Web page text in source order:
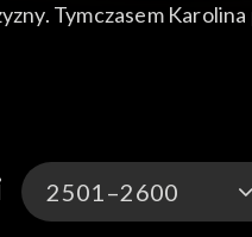
Tymczasem
i ostatniej
ukochanego, by w
2501–2600